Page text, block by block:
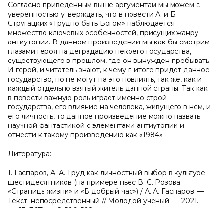
Согласно приведённым выше аргументам мы можем с
уверенностью утверждать, что в повести А. и Б.
Стругацких «Трудно быть Богом» наблюдается
множество ключевых особенностей, присущих жанру
антиутопии. В данном произведении мы как бы смотрим
глазами героя на деградацию некоего государства,
существующего в прошлом, где он вынужден пребывать.
И герой, и читатель знают, к чему в итоге придёт данное
государство, но не могут на это повлиять, так же, как и
каждый отдельно взятый житель данной страны. Так как
в повести важную роль играет именно строй
государства, его влияние на человека, живущего в нём, и
его личность, то данное произведение можно назвать
научной фантастикой с элементами антиутопии и
отнести к такому произведению как «1984»
Литература:
1. Гаспаров, А. А. Труд как личностный выбор в культуре
шестидесятников (на примере пьес В. С. Розова
«Страница жизни» и «В добрый час») / А. А. Гаспаров. —
Текст: непосредственный // Молодой ученый. — 2021. —